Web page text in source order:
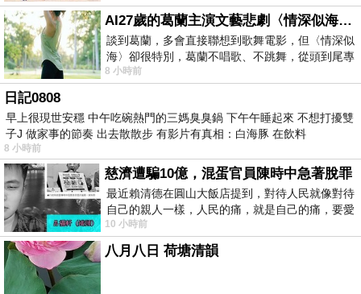
AI27歲的葛蘭主演文藝悲劇〈情深似海〉 #戀上老電影 #葛蘭 #粟子
談到葛蘭，多會直接聯想到歌舞電影，但〈情深似
海〉卻很特別，葛蘭不唱歌、不跳舞，從頭到尾專
心演戲。拍攝期間，經常工作超過12個鐘
8 小時前
日記0808
早上很現世安穩 中午吃碗熱門的三媽臭臭鍋 下午午睡起來 不想打擾雙
子J 做家事的節奏 出去散散步 有影片有真相：白海豚 在飲料
8 小時前
慈濟遭騙10億，混蛋官員陳時中急著脫罪
最近賴清德在圓山大飯店提到，對待人民就像對待
自己的親人一樣，人民的痛，就是自己的痛，要愛
民如親，說的這麼好聽，實際上根本沒做
10 小時前
八月八日 荷塘清韻